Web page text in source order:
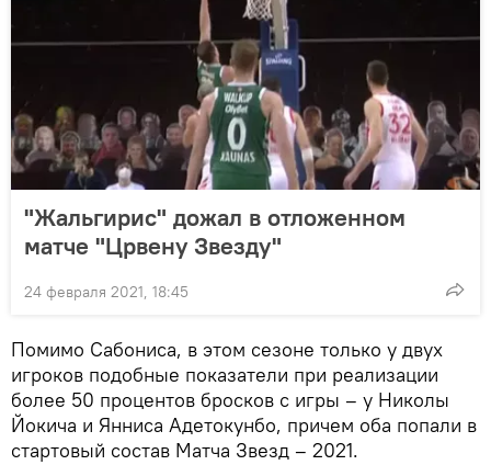
"Жальгирис" дожал в отложенном
матче "Црвену Звезду"
24 февраля 2021, 18:45
Помимо Сабониса, в этом сезоне только у двух
игроков подобные показатели при реализации
более 50 процентов бросков с игры – у Николы
Йокича и Янниса Адетокунбо, причем оба попали в
стартовый состав Матча Звезд – 2021.